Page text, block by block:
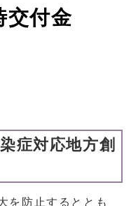
交付金
症対応地方創
を防止するととも